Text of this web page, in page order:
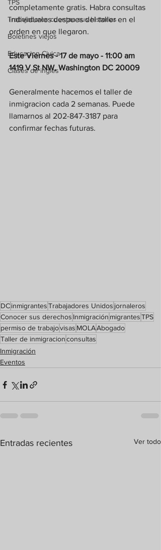
TPS
Trabajadores cuentan sus historias
Boletines viejos
Educacion Civica
Clases de ingles
completamente gratis. Habra consultas
individuales despues del taller en el
orden en que llegaron.
Este Viernes - 17 de mayo - 11:00 am
1419 V St NW, Washington DC 20009
Generalmente hacemos el taller de
inmigracion cada 2 semanas. Puede
llamarnos al 202-847-3187 para
confirmar fechas futuras.
DCinmigrantesTrabajadores Unidos jornaleros
Conocer sus derechos Inmigración migrantesTPS
permiso de trabajovisas MOLAAbogado
Taller de inmigracionconsultas
Inmigración
Eventos
Entradas recientes Ver todo